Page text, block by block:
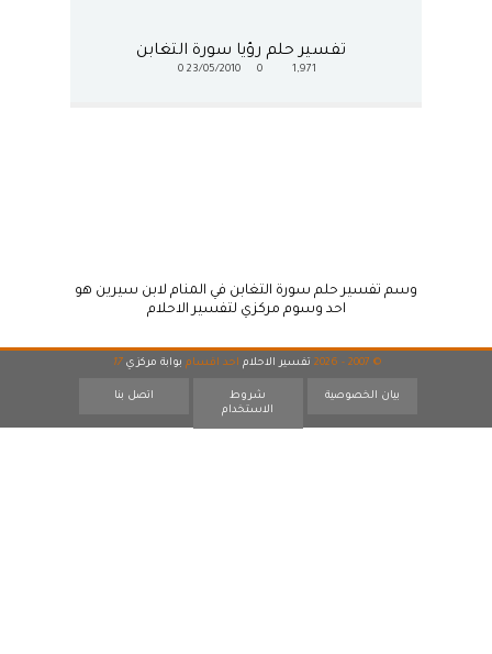
تفسير حلم رؤيا سورة التغابن
1,971
23/05/2010
0
وسم تفسير حلم سورة التغابن في المنام لابن سيرين هو
احد وسوم مركزي لتفسير الاحلام
© 2007 - 2026 تفسير الاحلام احد اقسام بوابة مركزي 17
بيان الخصوصية
شروط
الاستخدام
اتصل بنا